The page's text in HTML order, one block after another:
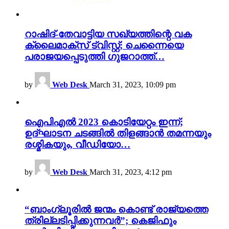
റാഷിദ്-തേവാട്ടിയ സഖ്യത്തിന്റെ വക
ക്ലൈമാക്സ് ട്വിസ്റ്റ്; ചെന്നൈയെ
പരാജയപ്പെടുത്തി ഗുജറാത്ത്…
by Web Desk March 31, 2023, 10:09 pm
ഐപിഎൽ 2023 കൊടിയേറ്റം ഇന്ന്;
ഉദ്ഘാടന ചടങ്ങിൽ തിളങ്ങാൻ തമന്നയും
രശ്മികയും, വീഡിയോ…
by Web Desk March 31, 2023, 4:12 pm
“ബാംഗ്ലൂരിൽ ജന്മം കൊണ്ട് രാജ്യത്തെ
ത്രില്ലടിപ്പിക്കുന്നവർ”; കെജിഫും